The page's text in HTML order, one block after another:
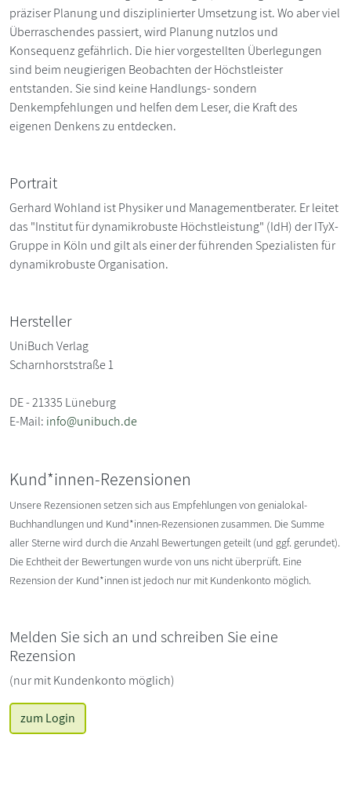
präziser Planung und disziplinierter Umsetzung ist. Wo aber viel
Überraschendes passiert, wird Planung nutzlos und
Konsequenz gefährlich. Die hier vorgestellten Überlegungen
sind beim neugierigen Beobachten der Höchstleister
entstanden. Sie sind keine Handlungs- sondern
Denkempfehlungen und helfen dem Leser, die Kraft des
eigenen Denkens zu entdecken.
Portrait
Gerhard Wohland ist Physiker und Managementberater. Er leitet
das "Institut für dynamikrobuste Höchstleistung" (IdH) der ITyX-
Gruppe in Köln und gilt als einer der führenden Spezialisten für
dynamikrobuste Organisation.
Hersteller
UniBuch Verlag
Scharnhorststraße 1
DE - 21335 Lüneburg
E-Mail: info@unibuch.de
Kund*innen-Rezensionen
Unsere Rezensionen setzen sich aus Empfehlungen von genialokal-
Buchhandlungen und Kund*innen-Rezensionen zusammen. Die Summe
aller Sterne wird durch die Anzahl Bewertungen geteilt (und ggf. gerundet).
Die Echtheit der Bewertungen wurde von uns nicht überprüft. Eine
Rezension der Kund*innen ist jedoch nur mit Kundenkonto möglich.
Melden Sie sich an und schreiben Sie eine
Rezension
(nur mit Kundenkonto möglich)
zum Login